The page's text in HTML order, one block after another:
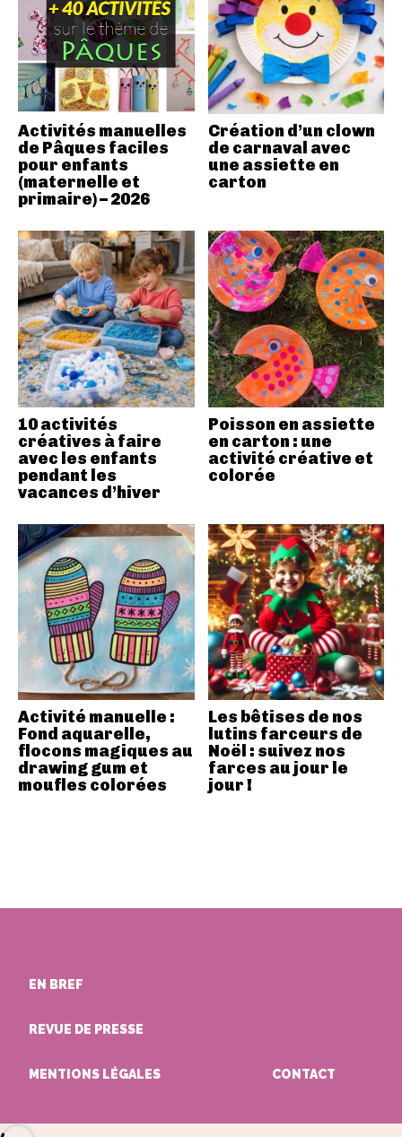
Activités manuelles
de Pâques faciles
pour enfants
(maternelle et
primaire) – 2026
Création d’un clown
de carnaval avec
une assiette en
carton
10 activités
créatives à faire
avec les enfants
pendant les
vacances d’hiver
Poisson en assiette
en carton : une
activité créative et
colorée
Activité manuelle :
Fond aquarelle,
flocons magiques au
drawing gum et
moufles colorées
Les bêtises de nos
lutins farceurs de
Noël : suivez nos
farces au jour le
jour !
EN BREF
REVUE DE PRESSE
MENTIONS LÉGALES CONTACT